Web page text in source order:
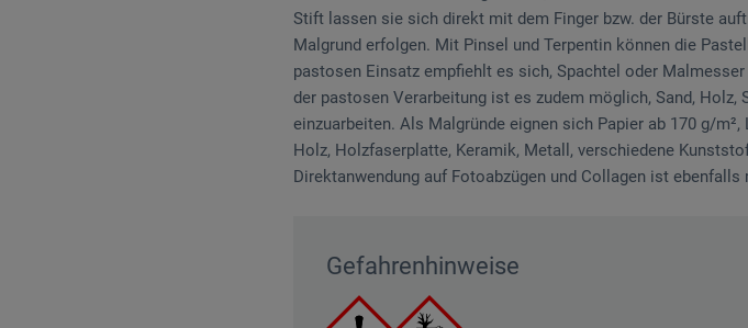
Stift lassen sie sich direkt mit dem Finger bzw. der Bürste
Malgrund erfolgen. Mit Pinsel und Terpentin können die
pastosen Einsatz empfiehlt es sich, Spachtel oder
der pastosen Verarbeitung ist es zudem möglich, Sand,
einzuarbeiten. Als Malgründe eignen sich Papier ab 170 g/
Holz, Holzfaserplatte, Keramik, Metall, verschiedene
Direktanwendung auf Fotoabzügen und Collagen ist ebenfalls
Gefahrenhinweise